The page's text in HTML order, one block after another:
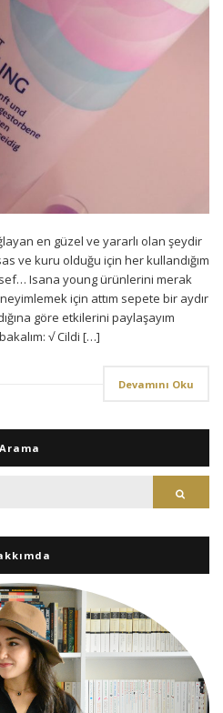
en güzel ve yararlı olan şeydir
ve kuru olduğu için her kullandığım
Isana young ürünlerini merak
için attım sepete bir aydır
göre etkilerini paylaşayım
√ Cildi […]
Devamını Oku
Arama